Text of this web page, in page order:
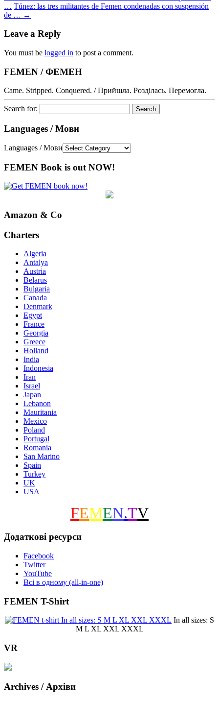
… Túnez: las tres militantes de Femen condenadas con suspensión
de … →
Leave a Reply
You must be logged in to post a comment.
FEMEN / ФЕМЕН
Came. Stripped. Conquered. / Прийшла. Розділась. Перемогла.
Search for:
Languages / Мови
Languages / Мови
FEMEN Book is out NOW!
Amazon & Co
Charters
Algeria
Antalya
Austria
Belarus
Bulgaria
Canada
Denmark
Egypt
France
Georgia
Greece
Holland
India
Indonesia
Iran
Israel
Japan
Lebanon
Mauritania
Mexico
Poland
Portugal
Romania
San Marino
Spain
Turkey
UK
USA
FEMEN.TV
Додаткові ресурси
Facebook
Twitter
YouTube
Всі в одному (all-in-one)
FEMEN T-Shirt
In all sizes: S
M L XL XXL XXXL
VR
Archives / Архіви